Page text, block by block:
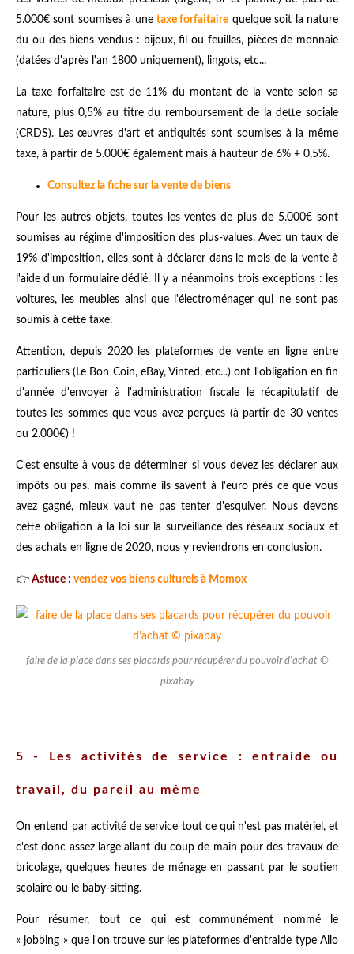
5.000€ sont soumises à une taxe forfaitaire quelque soit la nature
du ou des biens vendus : bijoux, fil ou feuilles, pièces de monnaie
(datées d'après l'an 1800 uniquement), lingots, etc...
La taxe forfaitaire est de 11% du montant de la vente selon sa
nature, plus 0,5% au titre du remboursement de la dette sociale
(CRDS). Les œuvres d'art et antiquités sont soumises à la même
taxe, à partir de 5.000€ également mais à hauteur de 6% + 0,5%.
Consultez la fiche sur la vente de biens
Pour les autres objets, toutes les ventes de plus de 5.000€ sont
soumises au régime d'imposition des plus-values. Avec un taux de
19% d'imposition, elles sont à déclarer dans le mois de la vente à
l'aide d'un formulaire dédié. Il y a néanmoins trois exceptions : les
voitures, les meubles ainsi que l'électroménager qui ne sont pas
soumis à cette taxe.
Attention, depuis 2020 les plateformes de vente en ligne entre
particuliers (Le Bon Coin, eBay, Vinted, etc...) ont l'obligation en fin
d'année d'envoyer à l'administration fiscale le récapitulatif de
toutes les sommes que vous avez perçues (à partir de 30 ventes
ou 2.000€) !
C'est ensuite à vous de déterminer si vous devez les déclarer aux
impôts ou pas, mais comme ils savent à l'euro près ce que vous
avez gagné, mieux vaut ne pas tenter d'esquiver. Nous devons
cette obligation à la loi sur la surveillance des réseaux sociaux et
des achats en ligne de 2020, nous y reviendrons en conclusion.
👉 Astuce : vendez vos biens culturels à Momox
faire de la place dans ses placards pour récupérer du pouvoir d'achat ©
pixabay
5 - Les activités de service : entraide ou
travail, du pareil au même
On entend par activité de service tout ce qui n'est pas matériel, et
c'est donc assez large allant du coup de main pour des travaux de
bricolage, quelques heures de ménage en passant par le soutien
scolaire ou le baby-sitting.
Pour résumer, tout ce qui est communément nommé le
« jobbing » que l'on trouve sur les plateformes d'entraide type Allo